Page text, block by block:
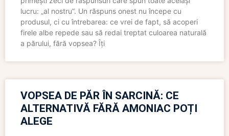
lucru: „al nostru”. Un răspuns onest nu începe cu
produsul, ci cu întrebarea: ce vrei de fapt, să acoperi
firele albe repede sau să redai treptat culoarea naturală
a părului, fără vopsea? Îți
VOPSEA DE PĂR ÎN SARCINĂ: CE
ALTERNATIVĂ FĂRĂ AMONIAC POȚI
ALEGE